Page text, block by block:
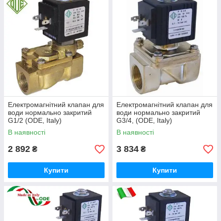
Вам не доведеться чекати. Ми подбали про Вас і Ви
отримаєте необхідну Вам електромагнітний клапан для води
відразу після прийняття Вами рішення.
Як працює 2/2 ходової нормально закритий
електромагнітний клапан
Електромагнітний клапан для
води нормально закритий
G1/2 (ODE, Italy)
В наявності
2 892 ₴
Купити
Електромагнітний клапан для
води нормально закритий
G3/4, (ODE, Italy)
В наявності
3 834 ₴
Купити